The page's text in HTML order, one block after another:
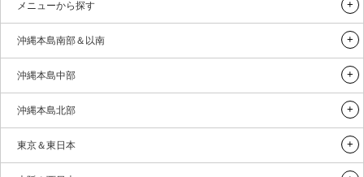
メニューから探す
沖縄本島南部＆以南
沖縄本島中部
沖縄本島北部
東京＆東日本